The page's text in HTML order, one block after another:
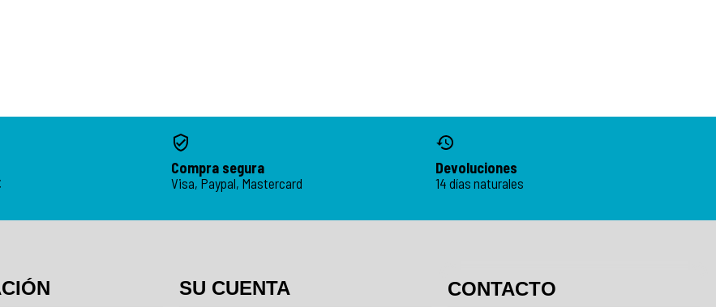
Compra segura
Visa, Paypal, Mastercard
Devoluciones
14 días naturales
SU CUENTA CONTACTO